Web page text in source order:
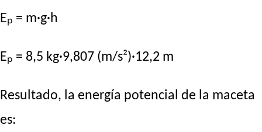
Eₚ = m·g·h
Eₚ = 8,5 kg·9,807 (m/s²)·12,2 m
Resultado, la energía potencial de la maceta
es: